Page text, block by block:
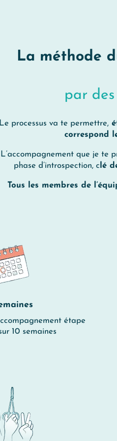
La méthode
par
Le processus va te permettre,
correspond
L’accompagnement que je te
phase d’introspection, clé
Tous les membres de
étape
10 semaines